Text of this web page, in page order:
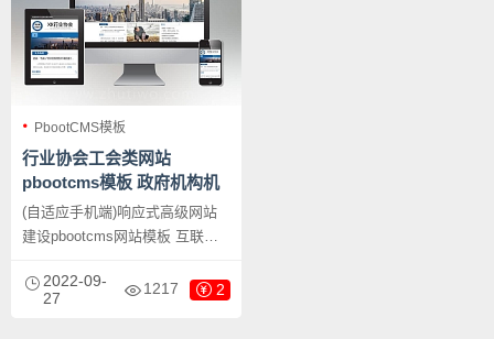
PbootCMS模板
行业协会工会类网站
pbootcms模板 政府机构机
关单位网站源码下载
(自适应手机端)响应式高级网站
建设pbootcms网站模板 互联网
载，PbootCMS内核开发的网站
模板，该模板适用于行业协会网
2022-09-
27
1217 2